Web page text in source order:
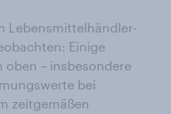
Lebensmittelhändler-
Einige
oben – insbesondere
bei
zeitgemäßen